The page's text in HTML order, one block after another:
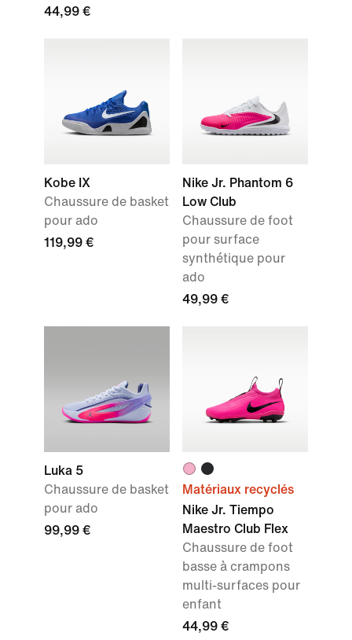
44,99 €
Kobe IX
Chaussure de basket
pour ado
119,99 €
Nike Jr. Phantom 6
Low Club
Chaussure de foot
pour surface
synthétique pour
ado
49,99 €
Luka 5
Chaussure de basket
pour ado
99,99 €
Matériaux recyclés
Nike Jr. Tiempo
Maestro Club Flex
Chaussure de foot
basse à crampons
multi-surfaces pour
enfant
44,99 €